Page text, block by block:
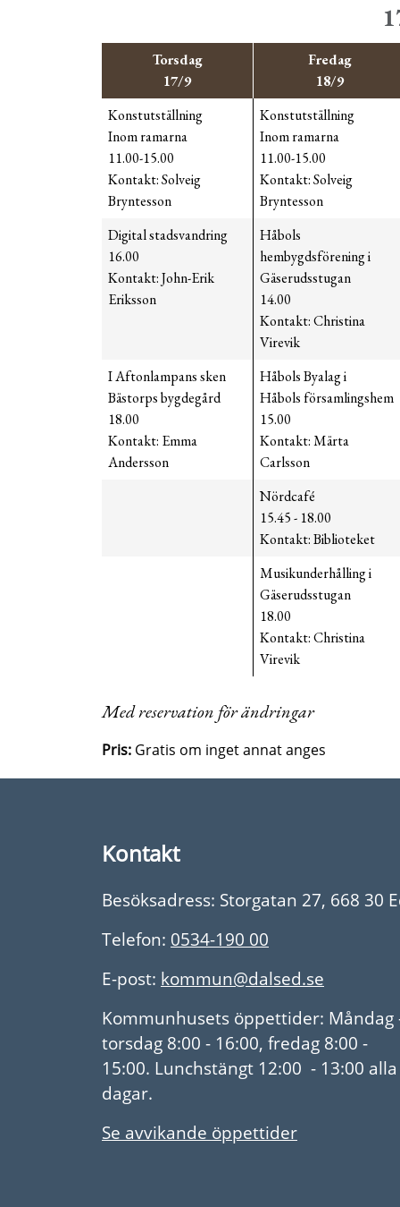
Torsdag
17/9
Fredag
18/9
Konstutställning
Inom ramarna
11.00-15.00
Kontakt: Solveig
Bryntesson
Konstutställning
Inom ramarna
11.00-15.00
Kontakt: Solveig
Bryntesson
Digital stadsvandring
16.00
Kontakt: John-Erik
Eriksson
Håbols
hembygdsförening i
Gäserudsstugan
14.00
Kontakt: Christina
Virevik
I Aftonlampans sken
Bästorps bygdegård
18.00
Kontakt: Emma
Andersson
Håbols Byalag i
Håbols församlingshem
15.00
Kontakt: Märta
Carlsson
Nördcafé
15.45 - 18.00
Kontakt: Biblioteket
Musikunderhålling i
Gäserudsstugan
18.00
Kontakt: Christina
Virevik
Med reservation för ändringar
Pris: Gratis om inget annat anges
Kontakt
Besöksadress: Storgatan 27, 668 30
Telefon: 0534-190 00
E-post: kommun@dalsed.se
Kommunhusets öppettider: Måndag
torsdag 8:00 - 16:00, fredag 8:00 -
15:00. Lunchstängt 12:00 - 13:00 alla
dagar.
Se avvikande öppettider